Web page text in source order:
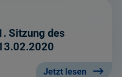
Sitzung des
Jetzt lesen